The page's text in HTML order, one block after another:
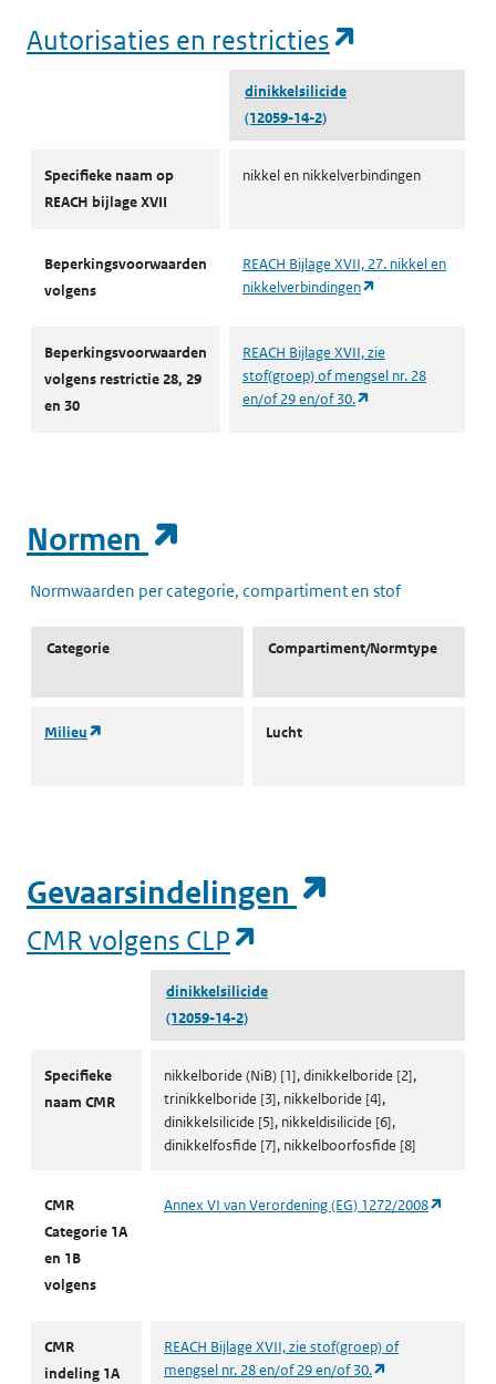
Autorisaties en restricties
dinikkelsilicide
(12059-14-2)
Specifieke naam op
REACH bijlage XVII
nikkel en nikkelverbindingen
Beperkingsvoorwaarden
volgens
REACH Bijlage XVII, 27. nikkel en
nikkelverbindingen
Beperkingsvoorwaarden
volgens restrictie 28, 29
en 30
REACH Bijlage XVII, zie
stof(groep) of mengsel nr. 28
en/of 29 en/of 30.
Normen
Normwaarden per categorie, compartiment en stof
Categorie Compartiment/Normtype
Milieu (opent in een nieuw tabblad)
Lucht
Gevaarsindelingen
CMR volgens CLP
dinikkelsilicide
(12059-14-2)
Specifieke
naam CMR
nikkelboride (NiB) [1], dinikkelboride [2],
trinikkelboride [3], nikkelboride [4],
dinikkelsilicide [5], nikkeldisilicide [6],
dinikkelfosfide [7], nikkelboorfosfide [8]
CMR
Categorie 1A
en 1B
volgens
Annex VI van Verordening (EG) 1272/2008
CMR
indeling 1A
REACH Bijlage XVII, zie stof(groep) of
mengsel nr. 28 en/of 29 en/of 30.